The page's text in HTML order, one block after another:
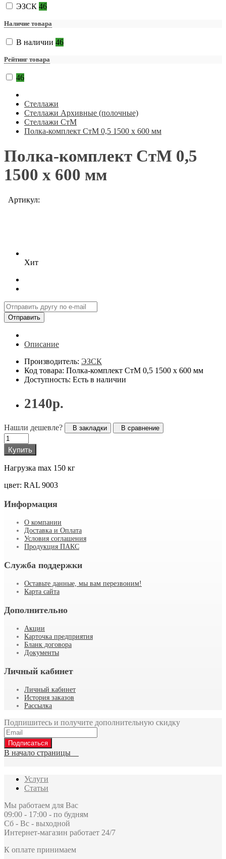
ЭЗСК 46
Наличие товара
В наличии 46
Рейтинг товара
46
Стеллажи
Стеллажи Архивные (полочные)
Стеллажи СтМ
Полка-комплект СтМ 0,5 1500 х 600 мм
Полка-комплект СтМ 0,5
1500 х 600 мм
Артикул:
Хит
Отправить
Описание
Производитель: ЭЗСК
Код товара: Полка-комплект СтМ 0,5 1500 х 600 мм
Доступность: Есть в наличии
2140р.
Нашли дешевле? В закладки В сравнение
Купить
Нагрузка max 150 кг
цвет: RAL 9003
Информация
О компании
Доставка и Оплата
Условия соглашения
Продукция ПАКС
Служба поддержки
Оставьте данные, мы вам перезвоним!
Карта сайта
Дополнительно
Акции
Карточка предприятия
Бланк договора
Документы
Личный кабинет
Личный кабинет
История заказов
Рассылка
Подпишитесь и получите дополнительную скидку
Подписаться
В начало страницы
Услуги
Статьи
Мы работаем для Вас
09:00 - 17:00 - по будням
Сб - Вс - выходной
Интернет-магазин работает 24/7
К оплате принимаем